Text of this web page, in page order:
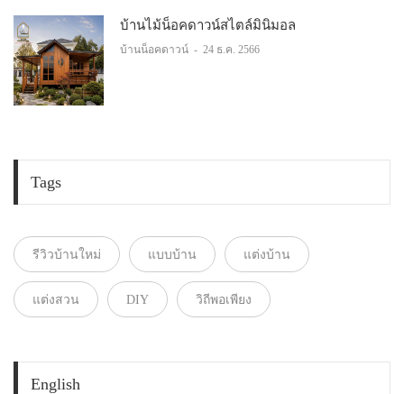
บ้านไม้น็อคดาวน์สไตล์มินิมอล
บ้านน็อคดาวน์ - 24 ธ.ค. 2566
Tags
รีวิวบ้านใหม่ แบบบ้าน แต่งบ้าน
แต่งสวน DIY วิถีพอเพียง
English